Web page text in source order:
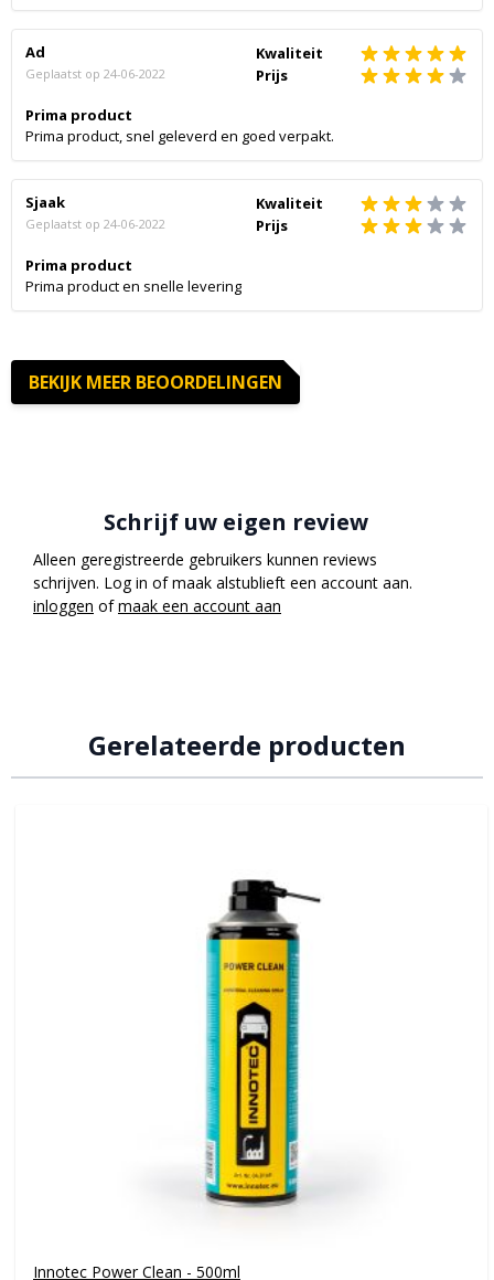
Ad
Geplaatst op 24-06-2022
Kwaliteit
Prijs
Prima product
Prima product, snel geleverd en goed verpakt.
Sjaak
Geplaatst op 24-06-2022
Kwaliteit
Prijs
Prima product
Prima product en snelle levering
BEKIJK MEER BEOORDELINGEN
Schrijf uw eigen review
Alleen geregistreerde gebruikers kunnen reviews
schrijven. Log in of maak alstublieft een account aan.
inloggen ofmaak een account aan
Gerelateerde producten
Innotec Power Clean - 500ml